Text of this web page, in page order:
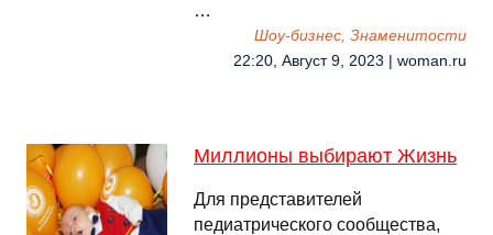
…
Шоу-бизнес, Знаменитости
22:20, Август 9, 2023 | woman.ru
Миллионы выбирают Жизнь
Для представителей
педиатрического сообщества,